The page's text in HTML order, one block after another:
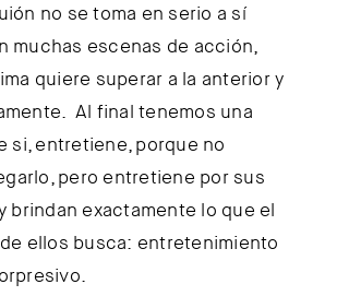
no se toma en serio a sí
muchas escenas de acción,
quiere superar a la anterior y
Al final tenemos una
si, entretiene, porque no
pero entretiene por sus
brindan exactamente lo que el
ellos busca: entretenimiento